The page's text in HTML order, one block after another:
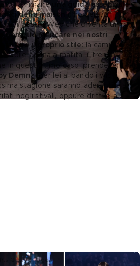
lettura, rimane una guida essenziale
della maison (l’horsebit, il
il nastro Web che diventa un
non può mancare nei nostri
il proprio stile : la camicia
gonna a matita, il trench
in quest’ultimo caso, prendete
Demna: per lei al bando i wide
stagione saranno aderenti e a
negli stivali, oppure dritti e a
Getty Images